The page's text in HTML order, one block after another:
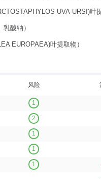
UVA-URSI)叶
酸钠）
EUROPAEA)叶提取物）
风险
1
2
1
1
1